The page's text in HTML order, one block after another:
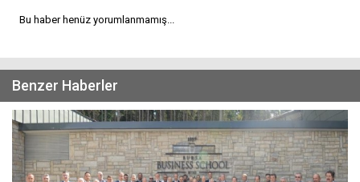
Bu haber henüz yorumlanmamış...
Benzer Haberler